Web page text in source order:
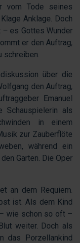
vom Tode seines
Anklage. Doch
es Gottes Wunder
er den Auftrag,
schreiben.
über die
den Auftrag,
Emanuel
Schauspielerin als
in einem
zur Zauberflöte
während ein
Garten. Die Oper
an dem Requiem.
ist. Als dem Kind
wie schon so oft –
weiter. Doch als
das Porzellankind